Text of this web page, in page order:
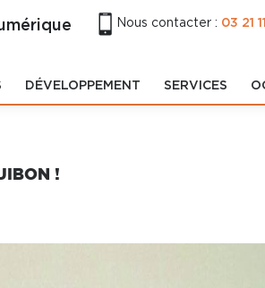
Nous contacter : 03 21
DÉVELOPPEMENT SERVICES
!